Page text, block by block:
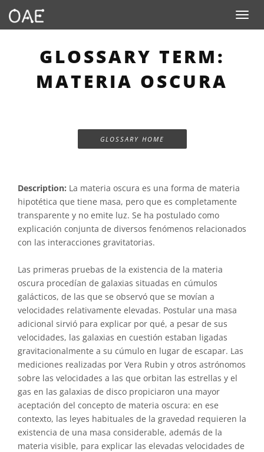
Toggle
GLOSSARY TERM:
MATERIA OSCURA
GLOSSARY HOME
Description: La materia oscura es una forma de materia
hipotética que tiene masa, pero que es completamente
transparente y no emite luz. Se ha postulado como
explicación conjunta de diversos fenómenos relacionados
con las interacciones gravitatorias.
Las primeras pruebas de la existencia de la materia
oscura procedían de galaxias situadas en cúmulos
galácticos, de las que se observó que se movían a
velocidades relativamente elevadas. Postular una masa
adicional sirvió para explicar por qué, a pesar de sus
velocidades, las galaxias en cuestión estaban ligadas
gravitacionalmente a su cúmulo en lugar de escapar. Las
mediciones realizadas por Vera Rubin y otros astrónomos
sobre las velocidades a las que orbitan las estrellas y el
gas en las galaxias de disco propiciaron una mayor
aceptación del concepto de materia oscura: en ese
contexto, las leyes habituales de la gravedad requieren la
existencia de una masa considerable, además de la
materia visible, para explicar las elevadas velocidades de